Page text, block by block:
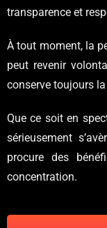
transparence et
À tout moment, la
peut revenir
conserve toujours
Que ce soit en
sérieusement
procure des
concentration.